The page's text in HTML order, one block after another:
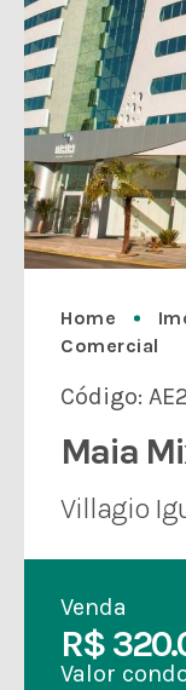
Home
Comercial
Código:
Maia
Villagio
Venda
R$
Valor